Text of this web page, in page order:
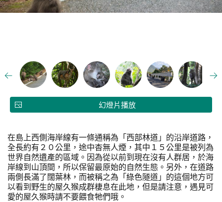
幻燈片播放
在島上西側海岸線有一條通稱為「西部林道」的沿岸道路，
全長約有２０公里，途中杳無人煙，其中１５公里是被列為
世界自然遺產的區域。因為從以前到現在沒有人群居，於海
岸線到山頂間，所以保留最原始的自然生態。另外，在道路
兩側長滿了闊葉林，而被稱之為「綠色隧道」的這個地方可
以看到野生的屋久猴成群棲息在此地，但是請注意，遇見可
愛的屋久猴時請不要餵食牠們哦。